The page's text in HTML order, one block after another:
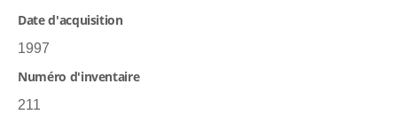
Date d'acquisition
1997
Numéro d'inventaire
211